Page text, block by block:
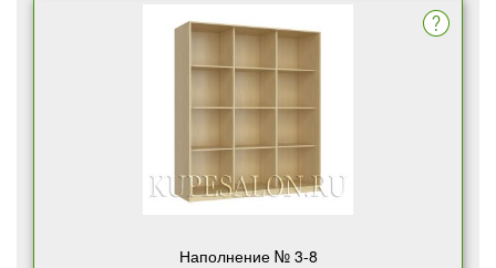
Наполнение № 3-8